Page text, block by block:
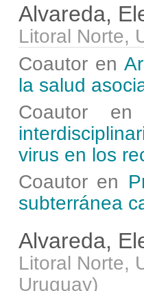
Alvareda,
Litoral Norte,
Coautor en
la salud
Coautor
virus en los
Coautor en
subterránea
Alvareda,
Litoral Norte,
Uruguay)